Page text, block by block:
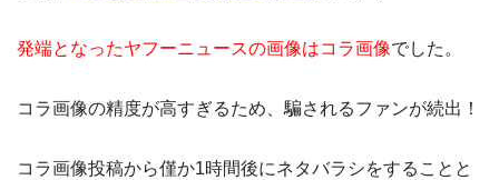
発端となったヤフーニュースの画像はコラ画像でした。
コラ画像の精度が高すぎるため、騙されるファンが続出！
コラ画像投稿から僅か1時間後にネタバラシをすることと